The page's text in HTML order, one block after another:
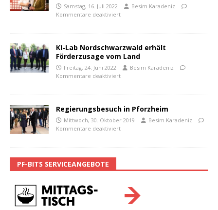
Samstag, 16. Juli 2022
Besim Karadeniz
Kommentare deaktiviert
KI-Lab Nordschwarzwald erhält
Förderzusage vom Land
Freitag, 24. Juni 2022
Besim Karadeniz
Kommentare deaktiviert
Regierungsbesuch in Pforzheim
Mittwoch, 30. Oktober 2019
Besim Karadeniz
Kommentare deaktiviert
PF-BITS SERVICEANGEBOTE